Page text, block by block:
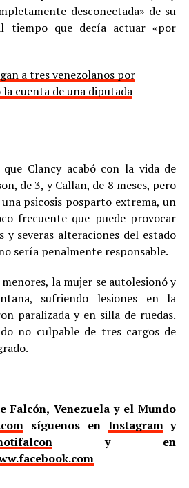
desconectada» de su
tiempo que decía actuar «por
a tres venezolanos por
cuenta de una diputada
Clancy acabó con la vida de
de 3, y Callan, de 8 meses, pero
psicosis posparto extrema, un
frecuente que puede provocar
y severas alteraciones del estado
sería penalmente responsable.
la mujer se autolesionó y
sufriendo lesiones en la
paralizada y en silla de ruedas.
no culpable de tres cargos de
Falcón, Venezuela y el Mundo
síguenos en Instagramy
y en